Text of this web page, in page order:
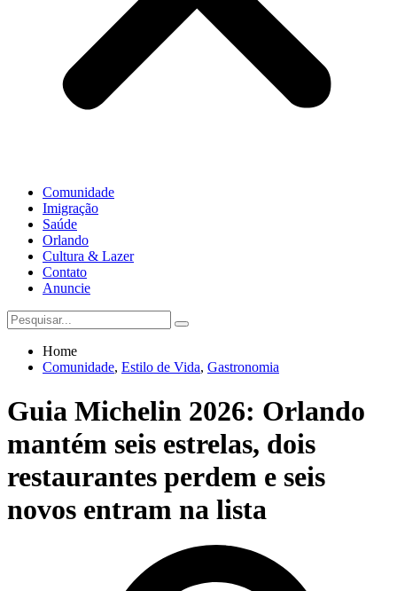
Comunidade
Imigração
Saúde
Orlando
Cultura & Lazer
Contato
Anuncie
Home
Comunidade, Estilo de Vida, Gastronomia
Guia Michelin 2026: Orlando
mantém seis estrelas, dois
restaurantes perdem e seis
novos entram na lista